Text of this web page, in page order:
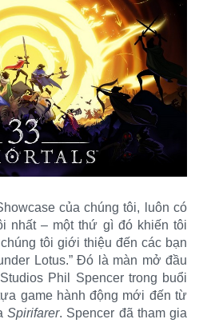
của chúng tôi, luôn có
nhất – một thứ gì đó khiến tôi
tôi giới thiệu đến các bạn
Lotus.” Đó là màn mở đầu
Phil Spencer trong buổi
game hành động mới đến từ
Spirifarer. Spencer đã tham gia